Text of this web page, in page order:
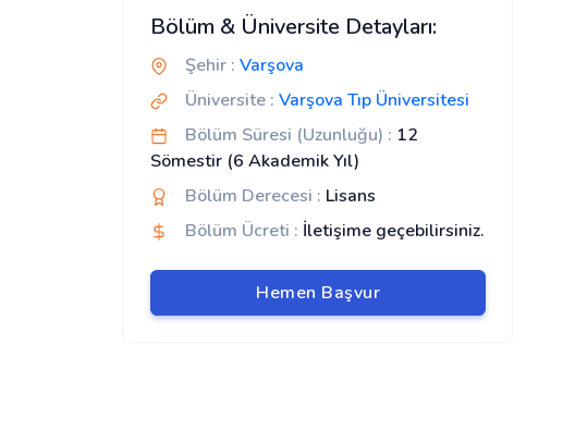
Bölüm & Üniversite Detayları:
Şehir : Varşova
Üniversite : Varşova Tıp Üniversitesi
Bölüm Süresi (Uzunluğu) : 12
Sömestir (6 Akademik Yıl)
Bölüm Derecesi : Lisans
Bölüm Ücreti : İletişime geçebilirsiniz.
Hemen Başvur